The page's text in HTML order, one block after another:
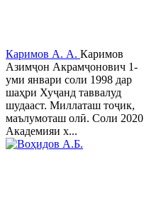
Каримов А. А. Каримов
Азимҷон Акрамҷонович 1-
уми январи соли 1998 дар
шаҳри Хуҷанд таввалуд
шудааст. Миллаташ тоҷик,
маълумоташ олӣ. Соли 2020
Академияи х...